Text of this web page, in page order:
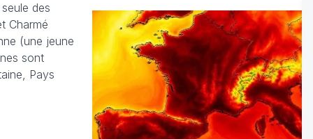
des
Charmé
(une jeune
sont
Pays